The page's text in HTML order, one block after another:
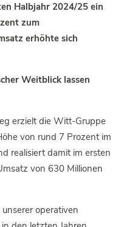
Halbjahr 2024/25 ein
zum
erhöhte sich
Weitblick lassen
erzielt die Witt-Gruppe
von rund 7 Prozent im
realisiert damit im ersten
von 630 Millionen
operativen